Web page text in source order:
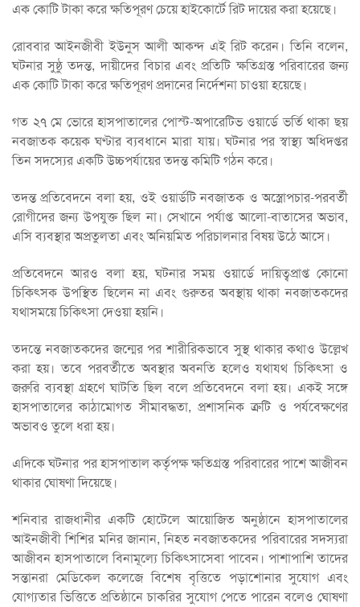
এক কোটি টাকা করে ক্ষতিপূরণ চেয়ে হাইকোর্টে রিট দায়ের করা হয়েছে।
রোববার আইনজীবী ইউনুস আলী আকন্দ এই রিট করেন। তিনি বলেন,
ঘটনার সুষ্ঠু তদন্ত, দায়ীদের বিচার এবং প্রতিটি ক্ষতিগ্রস্ত পরিবারের জন্য
এক কোটি টাকা করে ক্ষতিপূরণ প্রদানের নির্দেশনা চাওয়া হয়েছে।
গত ২৭ মে ভোরে হাসপাতালের পোস্ট-অপারেটিভ ওয়ার্ডে ভর্তি থাকা ছয়
নবজাতক কয়েক ঘণ্টার ব্যবধানে মারা যায়। ঘটনার পর স্বাস্থ্য অধিদপ্তর
তিন সদস্যের একটি উচ্চপর্যায়ের তদন্ত কমিটি গঠন করে।
তদন্ত প্রতিবেদনে বলা হয়, ওই ওয়ার্ডটি নবজাতক ও অস্ত্রোপচার-পরবর্তী
রোগীদের জন্য উপযুক্ত ছিল না। সেখানে পর্যাপ্ত আলো-বাতাসের অভাব,
এসি ব্যবস্থার অপ্রতুলতা এবং অনিয়মিত পরিচালনার বিষয় উঠে আসে।
প্রতিবেদনে আরও বলা হয়, ঘটনার সময় ওয়ার্ডে দায়িত্বপ্রাপ্ত কোনো
চিকিৎসক উপস্থিত ছিলেন না এবং গুরুতর অবস্থায় থাকা নবজাতকদের
যথাসময়ে চিকিৎসা দেওয়া হয়নি।
তদন্তে নবজাতকদের জন্মের পর শারীরিকভাবে সুস্থ থাকার কথাও উল্লেখ
করা হয়। তবে পরবর্তীতে অবস্থার অবনতি হলেও যথাযথ চিকিৎসা ও
জরুরি ব্যবস্থা গ্রহণে ঘাটতি ছিল বলে প্রতিবেদনে বলা হয়। একই সঙ্গে
হাসপাতালের কাঠামোগত সীমাবদ্ধতা, প্রশাসনিক ত্রুটি ও পর্যবেক্ষণের
অভাবও তুলে ধরা হয়।
এদিকে ঘটনার পর হাসপাতাল কর্তৃপক্ষ ক্ষতিগ্রস্ত পরিবারের পাশে আজীবন
থাকার ঘোষণা দিয়েছে।
শনিবার রাজধানীর একটি হোটেলে আয়োজিত অনুষ্ঠানে হাসপাতালের
আইনজীবী শিশির মনির জানান, নিহত নবজাতকদের পরিবারের সদস্যরা
আজীবন হাসপাতালে বিনামূল্যে চিকিৎসাসেবা পাবেন। পাশাপাশি তাদের
সন্তানরা মেডিকেল কলেজে বিশেষ বৃত্তিতে পড়াশোনার সুযোগ এবং
যোগ্যতার ভিত্তিতে প্রতিষ্ঠানে চাকরির সুযোগ পেতে পারেন বলেও ঘোষণা